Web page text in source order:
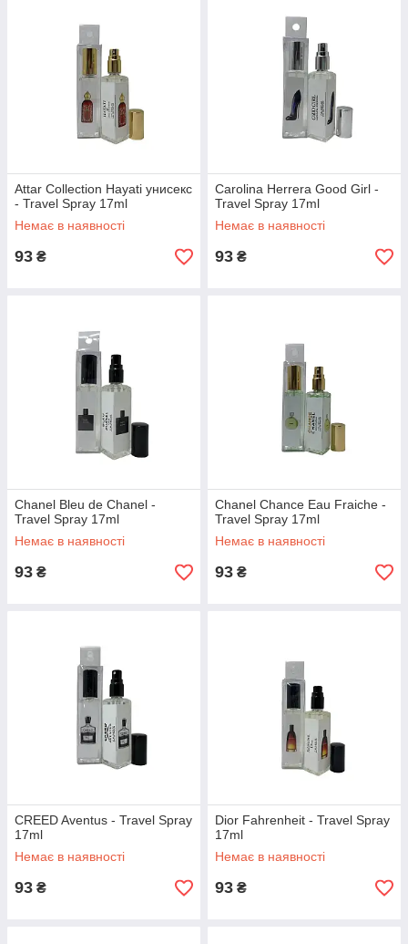
Attar Collection Hayati унисекс
- Travel Spray 17ml
Немає в наявності
93 ₴
Carolina Herrera Good Girl -
Travel Spray 17ml
Немає в наявності
93 ₴
Chanel Bleu de Chanel -
Travel Spray 17ml
Немає в наявності
93 ₴
Chanel Chance Eau Fraiche -
Travel Spray 17ml
Немає в наявності
93 ₴
CREED Aventus - Travel Spray
17ml
Немає в наявності
93 ₴
Dior Fahrenheit - Travel Spray
17ml
Немає в наявності
93 ₴